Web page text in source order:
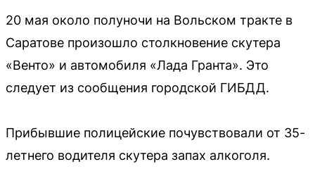
20 мая около полуночи на Вольском тракте в
Саратове произошло столкновение скутера
«Венто» и автомобиля «Лада Гранта». Это
следует из сообщения городской ГИБДД.
Прибывшие полицейские почувствовали от 35-
летнего водителя скутера запах алкоголя.